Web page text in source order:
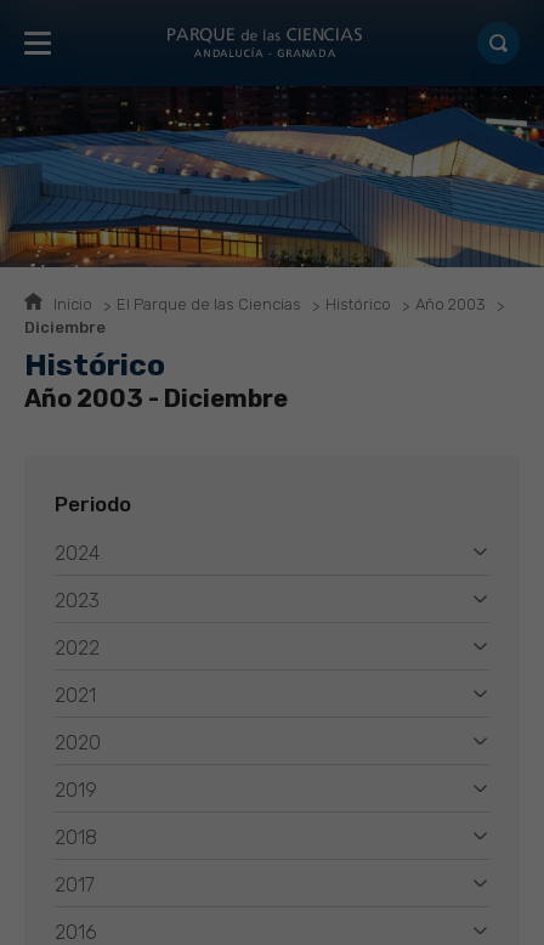
Inicio El Parque de las Ciencias Histórico
Año 2003
Diciembre
Histórico
Año 2003 - Diciembre
Periodo
2024
2023
2022
2021
2020
2019
2018
2017
2016